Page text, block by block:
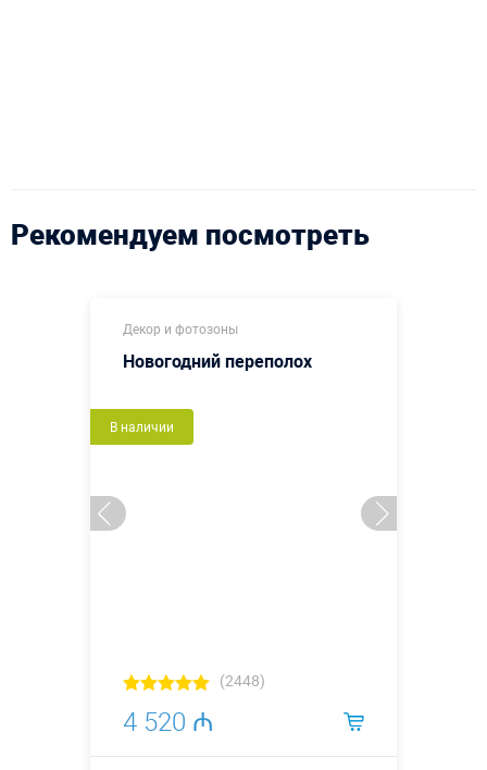
Рекомендуем посмотреть
Декор и фотозоны
Новогодний переполох
В наличии
(2448)
4 520 ₼